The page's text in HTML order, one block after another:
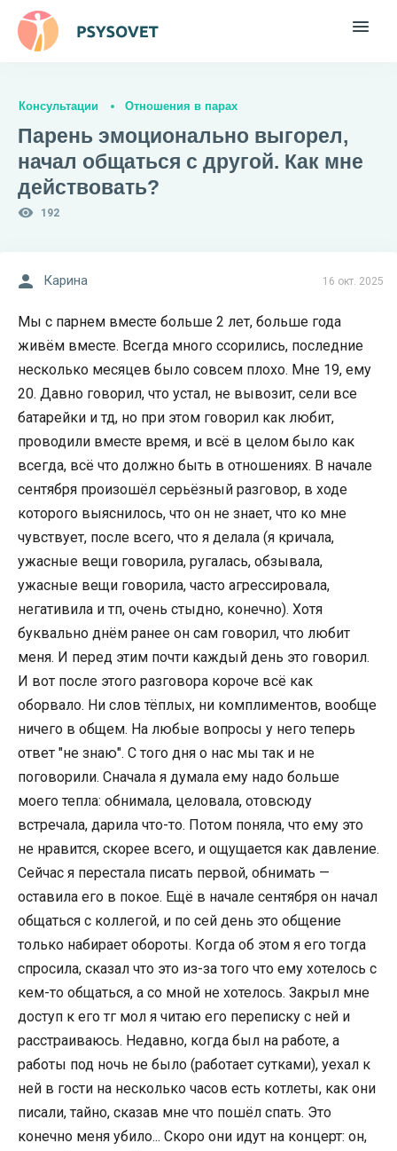
Консультации Отношения в парах
Парень эмоционально выгорел,
начал общаться с другой. Как мне
действовать?
192
16 окт. 2025
Карина
Мы с парнем вместе больше 2 лет, больше года
живём вместе. Всегда много ссорились, последние
несколько месяцев было совсем плохо. Мне 19, ему
20. Давно говорил, что устал, не вывозит, сели все
батарейки и тд, но при этом говорил как любит,
проводили вместе время, и всё в целом было как
всегда, всё что должно быть в отношениях. В начале
сентября произошёл серьёзный разговор, в ходе
которого выяснилось, что он не знает, что ко мне
чувствует, после всего, что я делала (я кричала,
ужасные вещи говорила, ругалась, обзывала,
ужасные вещи говорила, часто агрессировала,
негативила и тп, очень стыдно, конечно). Хотя
буквально днём ранее он сам говорил, что любит
меня. И перед этим почти каждый день это говорил.
И вот после этого разговора короче всё как
оборвало. Ни слов тёплых, ни комплиментов, вообще
ничего в общем. На любые вопросы у него теперь
ответ "не знаю". С того дня о нас мы так и не
поговорили. Сначала я думала ему надо больше
моего тепла: обнимала, целовала, отовсюду
встречала, дарила что-то. Потом поняла, что ему это
не нравится, скорее всего, и ощущается как давление.
Сейчас я перестала писать первой, обнимать —
оставила его в покое. Ещё в начале сентября он начал
общаться с коллегой, и по сей день это общение
только набирает обороты. Когда об этом я его тогда
спросила, сказал что это из-за того что ему хотелось с
кем-то общаться, а со мной не хотелось. Закрыл мне
доступ к его тг мол я читаю его переписку с ней и
расстраиваюсь. Недавно, когда был на работе, а
работы под ночь не было (работает сутками), уехал к
ней в гости на несколько часов есть котлеты, как они
писали, тайно, сказав мне что пошёл спать. Это
конечно меня убило... Скоро они идут на концерт: он,